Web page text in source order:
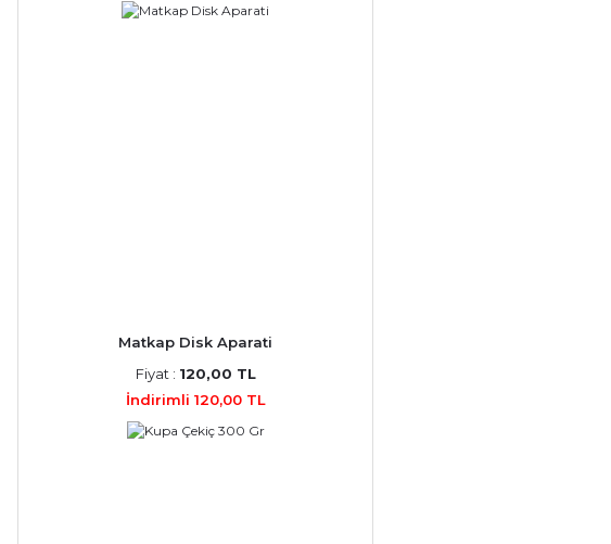
Matkap Disk Aparati
Fiyat : 120,00 TL
İndirimli 120,00 TL